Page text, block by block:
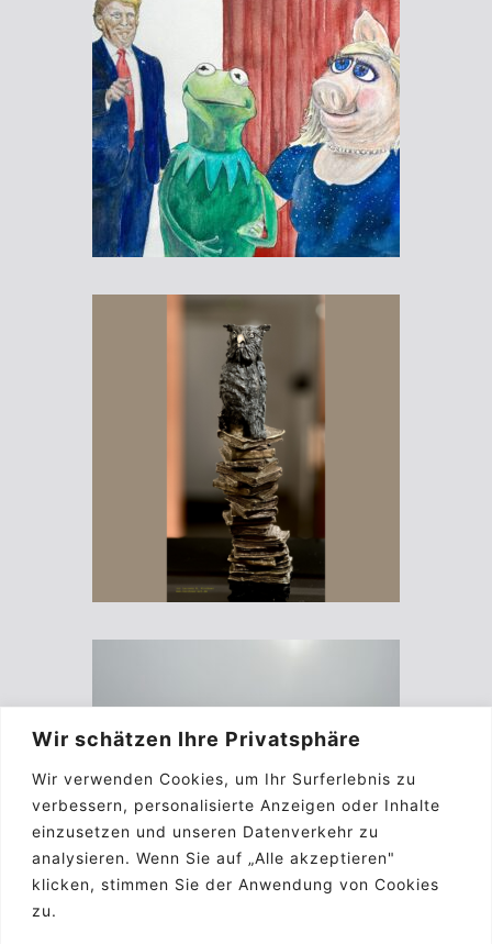
Wir schätzen Ihre Privatsphäre
Wir verwenden Cookies, um Ihr Surferlebnis zu
verbessern, personalisierte Anzeigen oder Inhalte
einzusetzen und unseren Datenverkehr zu
analysieren. Wenn Sie auf „Alle akzeptieren"
klicken, stimmen Sie der Anwendung von Cookies
zu.